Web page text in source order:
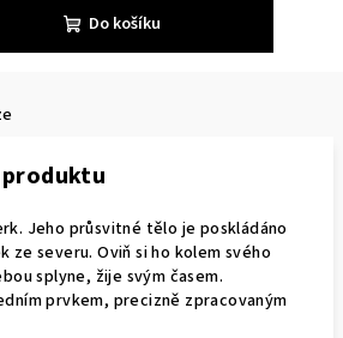
Do košíku
Jeho průsvitné tělo je poskládáno
ze severu. Oviň si ho kolem svého
splyne, žije svým časem.
prvkem, precizně zpracovaným